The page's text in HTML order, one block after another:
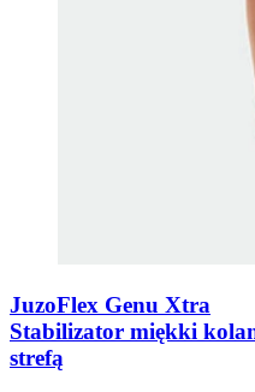
JuzoFlex Genu Xtra
Stabilizator miękki
strefą